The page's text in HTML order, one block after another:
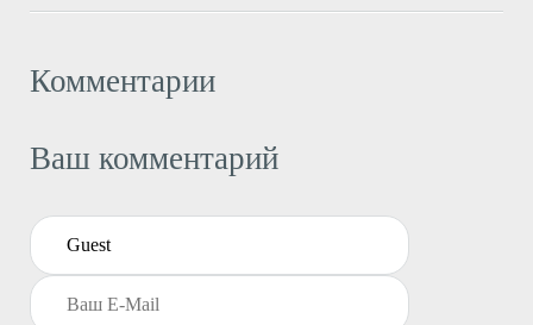
Комментарии
Ваш комментарий